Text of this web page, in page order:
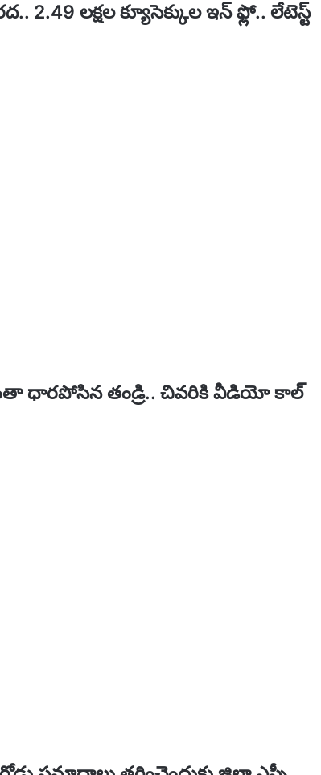
2.49 లక్షల క్యూసెక్కుల ఇన్ ఫ్లో.. లేటెస్ట్
ధారపోసిన తండ్రి.. చివరికి వీడియో కాల్